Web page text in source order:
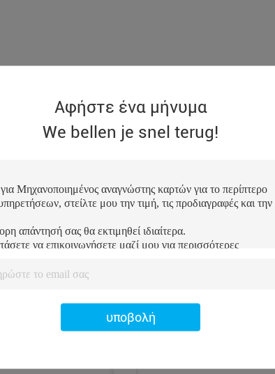
Αφήστε ένα μήνυμα
We bellen je snel terug!
υποβολή
Μας στείλετε την